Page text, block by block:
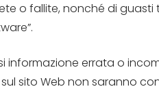
o fallite, nonché di guasti
errata o
sito Web non saranno